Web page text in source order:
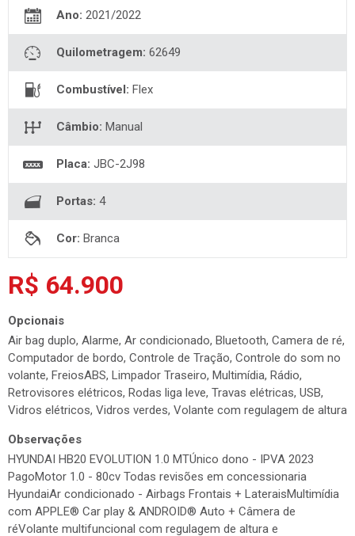
Ano: 2021/2022
Quilometragem: 62649
Combustível: Flex
Câmbio: Manual
Placa: JBC-2J98
Portas: 4
Cor: Branca
R$ 64.900
Opcionais
Air bag duplo, Alarme, Ar condicionado, Bluetooth, Camera de ré,
Computador de bordo, Controle de Tração, Controle do som no
volante, FreiosABS, Limpador Traseiro, Multimídia, Rádio,
Retrovisores elétricos, Rodas liga leve, Travas elétricas, USB,
Vidros elétricos, Vidros verdes, Volante com regulagem de altura
Observações
HYUNDAI HB20 EVOLUTION 1.0 MTÚnico dono - IPVA 2023
PagoMotor 1.0 - 80cv Todas revisões em concessionaria
HyundaiAr condicionado - Airbags Frontais + LateraisMultimídia
com APPLE® Car play & ANDROID® Auto + Câmera de
réVolante multifuncional com regulagem de altura e